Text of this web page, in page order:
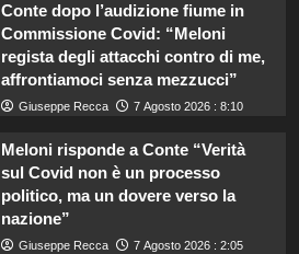
Conte dopo l’audizione fiume in
Commissione Covid: “Meloni
regista degli attacchi contro di me,
affrontiamoci senza mezzucci”
Giuseppe Recca 7 Agosto 2026 : 8:10
Meloni risponde a Conte “Verità
sul Covid non è un processo
politico, ma un dovere verso la
nazione”
Giuseppe Recca 7 Agosto 2026 : 2:05